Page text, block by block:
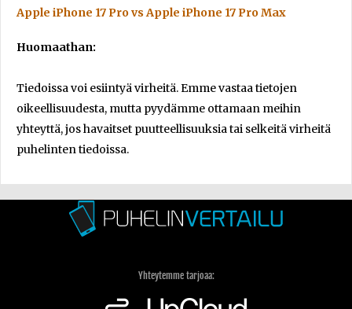
Apple iPhone 17 Pro vs Apple iPhone 17 Pro Max
Huomaathan:
Tiedoissa voi esiintyä virheitä. Emme vastaa tietojen
oikeellisuudesta, mutta pyydämme ottamaan meihin
yhteyttä, jos havaitset puutteellisuuksia tai selkeitä virheitä
puhelinten tiedoissa.
Yhteytemme tarjoaa: